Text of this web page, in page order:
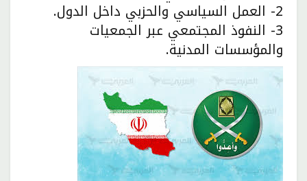
2- العمل السياسي والحزبي داخل الدول.
3- النفوذ المجتمعي عبر الجمعيات
والمؤسسات المدنية.